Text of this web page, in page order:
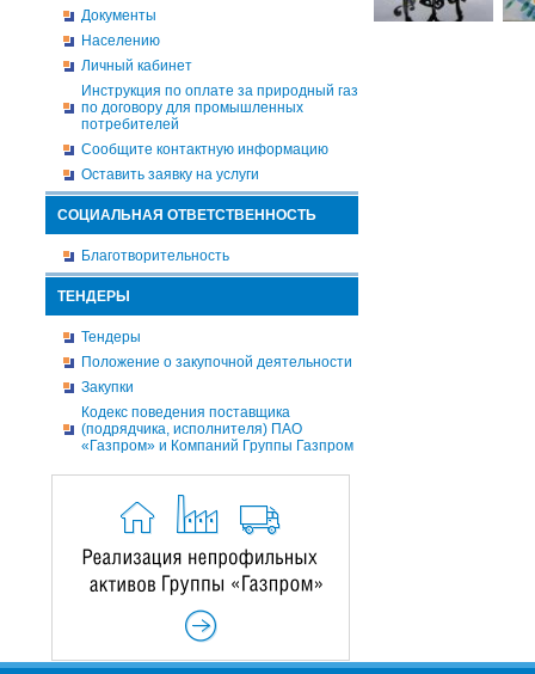
Документы
Населению
Личный кабинет
Инструкция по оплате за природный газ
по договору для промышленных
потребителей
Сообщите контактную информацию
Оставить заявку на услуги
СОЦИАЛЬНАЯ ОТВЕТСТВЕННОСТЬ
Благотворительность
ТЕНДЕРЫ
Тендеры
Положение о закупочной деятельности
Закупки
Кодекс поведения поставщика
(подрядчика, исполнителя) ПАО
«Газпром» и Компаний Группы Газпром